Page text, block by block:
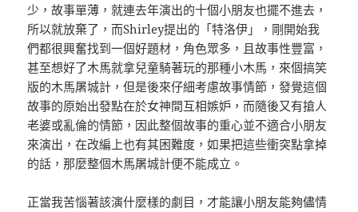
少，故事單薄，就連去年演出的十個小朋友也擺不進去，
所以就放棄了，而Shirley提出的「特洛伊」，剛開始我
們都很興奮找到一個好題材，角色眾多，且故事性豐富，
甚至想好了木馬就拿兒童騎著玩的那種小木馬，來個搞笑
版的木馬屠城計，但是後來仔細考慮故事情節，發覺這個
故事的原始出發點在於女神間互相嫉妒，而隨後又有搶人
老婆或亂倫的情節，因此整個故事的重心並不適合小朋友
來演出，在改編上也有其困難度，如果把這些衝突點拿掉
的話，那麼整個木馬屠城計便不能成立。
正當我苦惱著該演什麼樣的劇目，才能讓小朋友能夠儘情